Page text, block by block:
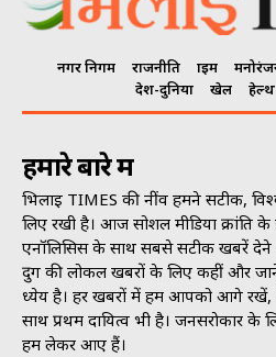
नगर निगम राजनीति क्राइम
देश-दुनिया
खेल हेल्थ
हमारे बारे में
भिलाई TIMES की नींव हमने सटीक,
लिए रखी है। आज सोशल मीडिया क्रांति
एनॉलिसिस के साथ सबसे सटीक खबरें देने
दुर्ग की लोकल खबरों के लिए कहीं और
ध्येय है। हर खबरों में हम आपको आगे रखें,
साथ प्रथम दायित्व भी है। जनसराेकार के
हम लेकर आए हैं।